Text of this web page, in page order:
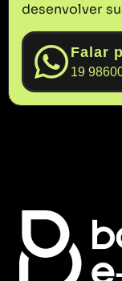
desenvolver
Falar
19